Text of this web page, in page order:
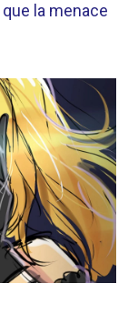
la menace